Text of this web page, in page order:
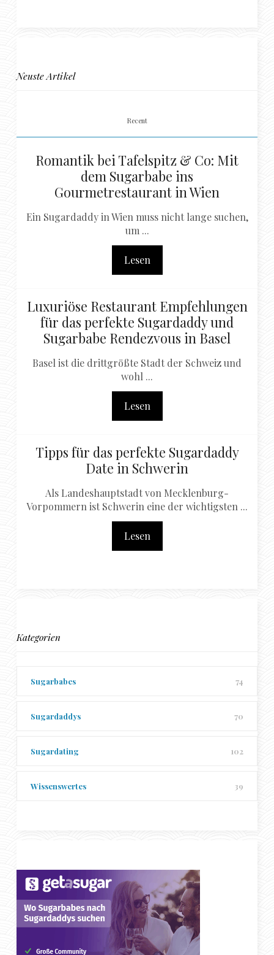
Neuste Artikel
Recent
Romantik bei Tafelspitz & Co: Mit
dem Sugarbabe ins
Gourmetrestaurant in Wien
Ein Sugardaddy in Wien muss nicht lange suchen,
um ...
Lesen
Luxuriöse Restaurant Empfehlungen
für das perfekte Sugardaddy und
Sugarbabe Rendezvous in Basel
Basel ist die drittgrößte Stadt der Schweiz und
wohl ...
Lesen
Tipps für das perfekte Sugardaddy
Date in Schwerin
Als Landeshauptstadt von Mecklenburg-
Vorpommern ist Schwerin eine der wichtigsten ...
Lesen
Kategorien
Sugarbabes 74
Sugardaddys 70
Sugardating 102
Wissenswertes 39